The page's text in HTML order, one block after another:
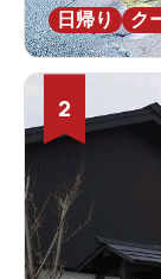
日帰り
ク
2